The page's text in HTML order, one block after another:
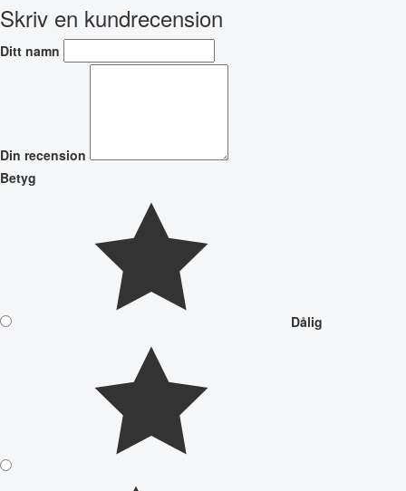
Skriv en kundrecension
Ditt namn
Din recension
Betyg
Dålig